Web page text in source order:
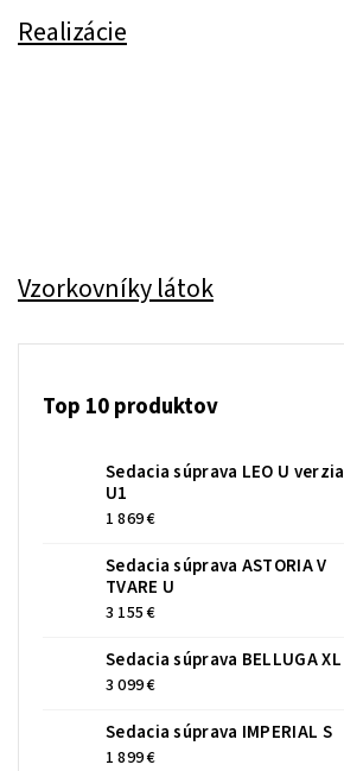
Realizácie
Vzorkovníky látok
Top 10 produktov
Sedacia súprava LEO U verzia
U1
1 869 €
Sedacia súprava ASTORIA V
TVARE U
3 155 €
Sedacia súprava BELLUGA XL
3 099 €
Sedacia súprava IMPERIAL S
1 899 €